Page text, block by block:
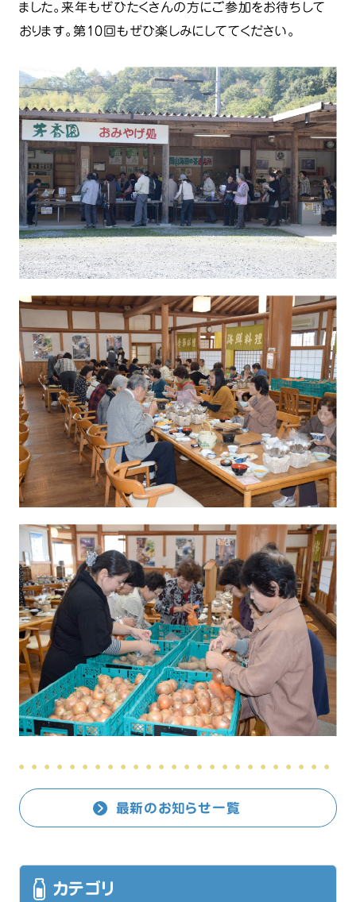
ました。来年もぜひたくさんの方にご参加をお待ちして
おります。第10回もぜひ楽しみにしててください。
最新のお知らせ一覧
カテゴリ